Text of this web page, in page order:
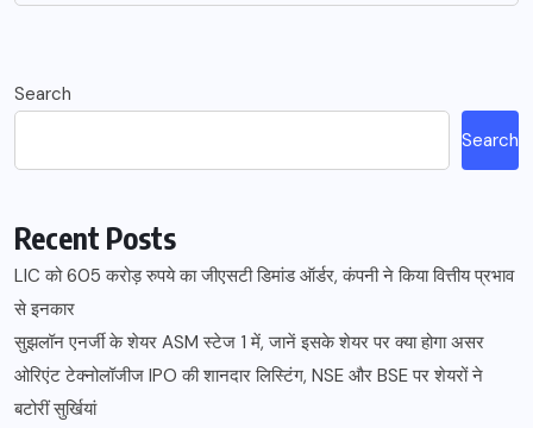
Search
Search
Recent Posts
LIC को 605 करोड़ रुपये का जीएसटी डिमांड ऑर्डर, कंपनी ने किया वित्तीय प्रभाव
से इनकार
सुझलॉन एनर्जी के शेयर ASM स्टेज 1 में, जानें इसके शेयर पर क्या होगा असर
ओरिएंट टेक्नोलॉजीज IPO की शानदार लिस्टिंग, NSE और BSE पर शेयरों ने
बटोरीं सुर्खियां